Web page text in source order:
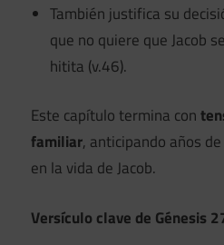
También justifica su
que no quiere que Jacob
hitita (v.46).
Este capítulo termina con
familiar, anticipando años
en la vida de Jacob.
Versículo clave de Génesis